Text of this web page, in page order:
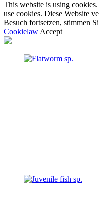
This website is using
use cookies. Diese Website
Besuch fortsetzen, stimmen
CookielawAccept